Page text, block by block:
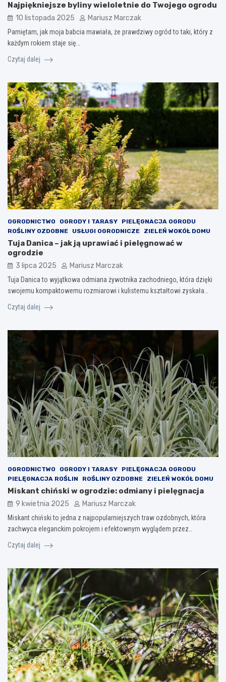
Najpiękniejsze byliny wieloletnie do Twojego ogrodu
10 listopada 2025 Mariusz Marczak
Pamiętam, jak moja babcia mawiała, że prawdziwy ogród to taki, który z
każdym rokiem staje się…
Czytaj dalej
OGRODNICTWO OGRODY I TARASY
PIELĘGNACJA OGRODU
ROŚLINY OZDOBNE
USŁUGI OGRODNICZE ZIELEŃ WOKÓŁ DOMU
Tuja Danica – jak ją uprawiać i pielęgnować w
ogrodzie
3 lipca 2025 Mariusz Marczak
Tuja Danica to wyjątkowa odmiana żywotnika zachodniego, która dzięki
swojemu kompaktowemu rozmiarowi i kulistemu kształtowi zyskała…
Czytaj dalej
OGRODNICTWO OGRODY I TARASY
PIELĘGNACJA OGRODU
PIELĘGNACJA ROŚLIN
ROŚLINY OZDOBNE ZIELEŃ WOKÓŁ DOMU
Miskant chiński w ogrodzie: odmiany i pielęgnacja
9 kwietnia 2025 Mariusz Marczak
Miskant chiński to jedna z najpopularniejszych traw ozdobnych, która
zachwyca eleganckim pokrojem i efektownym wyglądem przez…
Czytaj dalej